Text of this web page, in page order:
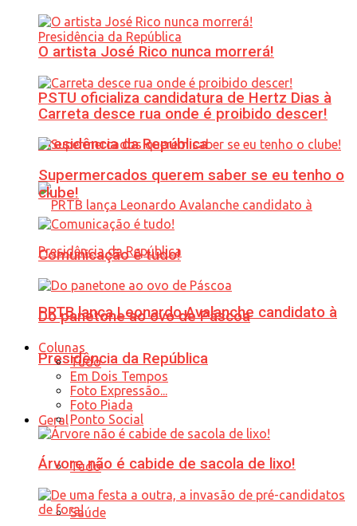
PSTU oficializa candidatura de Hertz Dias à
Presidência da República
PRTB lança Leonardo Avalanche candidato à
Presidência da República
Geral
Tudo
Saúde
O artista José Rico nunca morrerá!
Carreta desce rua onde é proibido descer!
Supermercados querem saber se eu tenho o
clube!
Comunicação é tudo!
Do panetone ao ovo de Páscoa
Colunas
Tudo
Em Dois Tempos
Foto Expressão...
Foto Piada
Ponto Social
Árvore não é cabide de sacola de lixo!